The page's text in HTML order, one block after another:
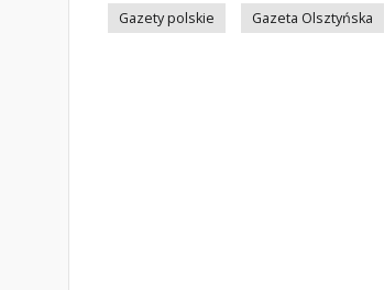
Gazety polskie
Gazeta Olsztyńska